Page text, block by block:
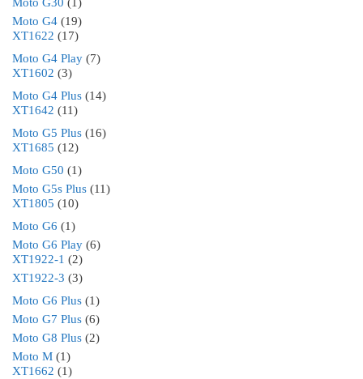
Moto G30 (1)
Moto G4 (19)
XT1622 (17)
Moto G4 Play (7)
XT1602 (3)
Moto G4 Plus (14)
XT1642 (11)
Moto G5 Plus (16)
XT1685 (12)
Moto G50 (1)
Moto G5s Plus (11)
XT1805 (10)
Moto G6 (1)
Moto G6 Play (6)
XT1922-1 (2)
XT1922-3 (3)
Moto G6 Plus (1)
Moto G7 Plus (6)
Moto G8 Plus (2)
Moto M (1)
XT1662 (1)